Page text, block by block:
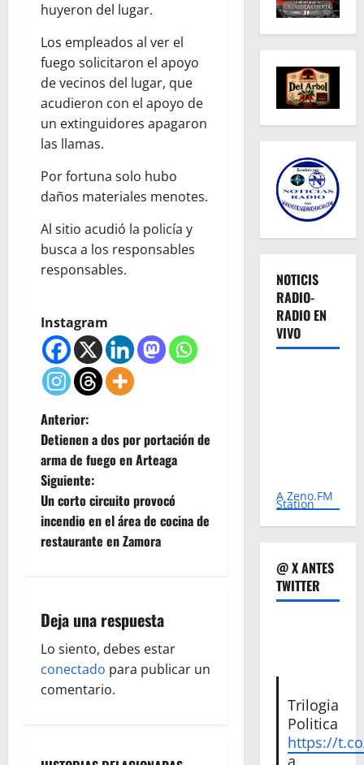
huyeron del lugar.
Los empleados al ver el
fuego solicitaron el apoyo
de vecinos del lugar, que
acudieron con el apoyo de
un extinguidores apagaron
las llamas.
Por fortuna solo hubo
daños materiales menotes.
Al sitio acudió la policía y
busca a los responsables
responsables.
Instagram
N
a
v
e
c
i
ó
Anterior:
Detienen a dos por portación de
arma de fuego en Arteaga
Siguiente:
Un corto circuito provocó
incendio en el área de cocina de
restaurante en Zamora
Deja una respuesta
Lo siento, debes estar
conectado para publicar un
comentario.
NOTICIS
RADIO-
RADIO EN
VIVO
A Zeno.FM
Station
@ X ANTES
TWITTER
Trilogia
Politica
https://